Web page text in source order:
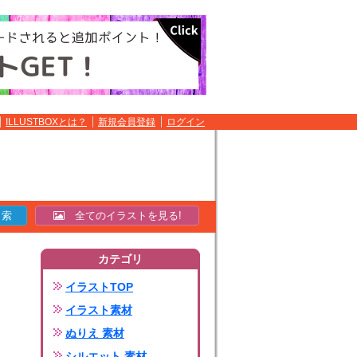
ILLUSTBOXとは？ 新規会員登録 ログイン
全てのイラストを見る!
カテゴリ
イラストTOP
イラスト素材
ぬりえ 素材